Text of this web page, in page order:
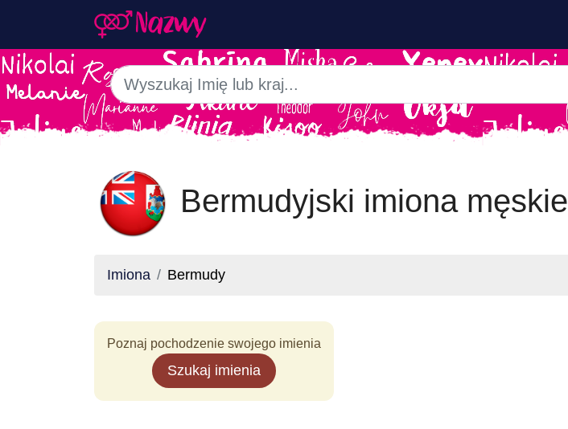
Bermudyjski imiona męskie
Imiona Bermudy
Poznaj pochodzenie swojego imienia
Szukaj imienia